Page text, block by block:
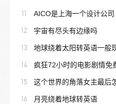
11 AICO是上海一个设计公司
12 宇宙有尽头有边缘吗
13 地球绕着太阳转英语一般
14 疯狂72小时的电影剧情免
15 这个世界的角落女主最后
16 月亮绕着地球转英语